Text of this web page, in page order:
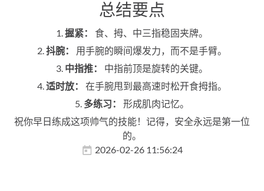
总结要点
1.握紧：
食、拇、中三指稳固夹牌。
2.抖腕：
用手腕的瞬间爆发力，而不是手臂。
3. 中指推：
中指前顶是旋转的关键。
4.适时放：
在手腕甩到最高速时松开食拇指。
5. 多练习：
形成肌肉记忆。
祝你早日练成这项帅气的技能！记得，安全永远是第一位
的。
2026-02-26 11:56:24